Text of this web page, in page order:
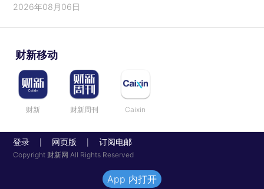
2026年08月06日
财新移动
财新 财新周刊 Caixin
登录 网页版 订阅电邮
Copyright 财新网 All Rights Reserved
App 内打开